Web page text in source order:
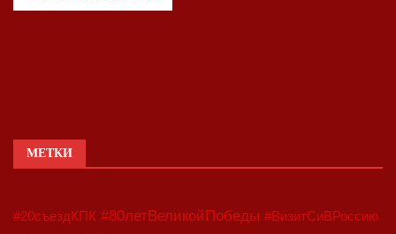
МЕТКИ
#20съездКПК #80летВеликойПобеды #ВизитСиВРоссию